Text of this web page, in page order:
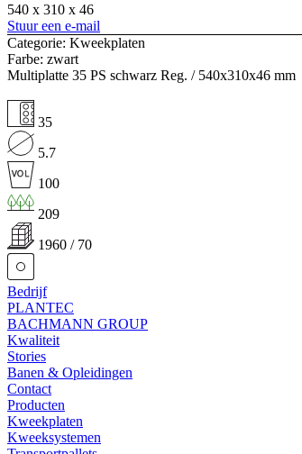
540 x 310 x 46
Stuur een e-mail
Categorie: Kweekplaten
Farbe: zwart
Multiplatte 35 PS schwarz Reg. / 540x310x46 mm
35
5.7
100
209
1960 / 70
Bedrijf
PLANTEC
BACHMANN GROUP
Kwaliteit
Stories
Banen & Opleidingen
Contact
Producten
Kweekplaten
Kweeksystemen